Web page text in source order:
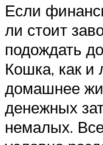
Если
ли стоит
подождать
Кошка, как и
домашнее
денежных
немалых.